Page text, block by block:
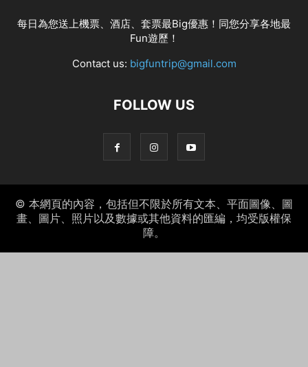
每日為您送上機票、酒店、套票最Big優惠！同您分享各地最
Fun遊歷！
Contact us: bigfuntrip@gmail.com
FOLLOW US
© 本網頁的內容，包括但不限於所有文本、平面圖像、圖
畫、圖片、照片以及數據或其他資料的匯編，均受版權保
障。